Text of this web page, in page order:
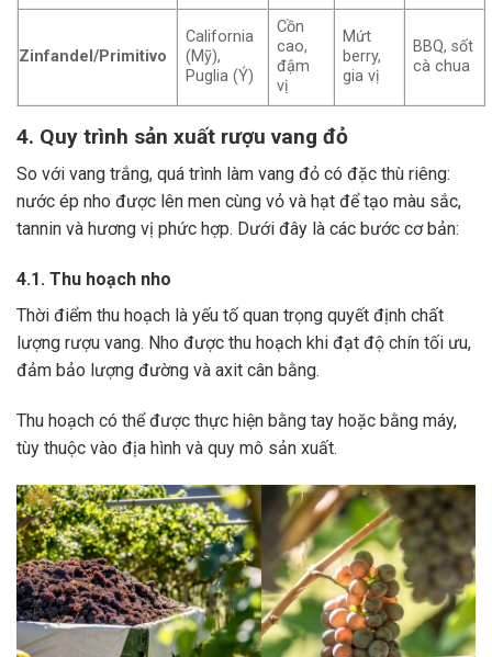
Zinfandel/Primitivo
California
(Mỹ),
Puglia (Ý)
Cồn
cao,
đậm
vị
Mứt
berry,
gia vị
BBQ, sốt
cà chua
4. Quy trình sản xuất rượu vang đỏ
So với vang trắng, quá trình làm vang đỏ có đặc thù riêng:
nước ép nho được lên men cùng vỏ và hạt để tạo màu sắc,
tannin và hương vị phức hợp. Dưới đây là các bước cơ bản:
4.1. Thu hoạch nho
Thời điểm thu hoạch là yếu tố quan trọng quyết định chất
lượng rượu vang. Nho được thu hoạch khi đạt độ chín tối ưu,
đảm bảo lượng đường và axit cân bằng.
Thu hoạch có thể được thực hiện bằng tay hoặc bằng máy,
tùy thuộc vào địa hình và quy mô sản xuất.